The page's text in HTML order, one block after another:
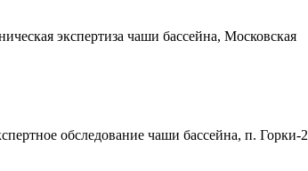
экспертиза чаши бассейна, Московская
обследование чаши бассейна, п. Горки-2